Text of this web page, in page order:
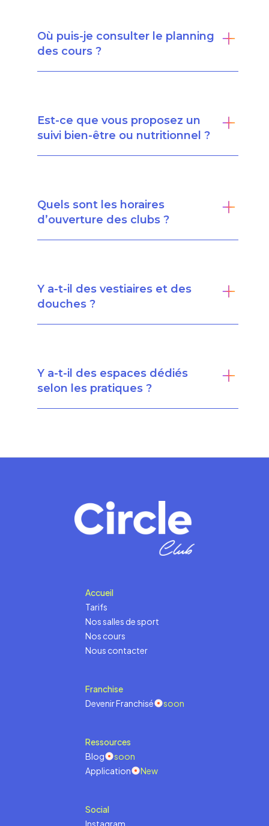
Où puis-je consulter le planning
des cours ?
Est-ce que vous proposez un
suivi bien-être ou nutritionnel ?
Quels sont les horaires
d’ouverture des clubs ?
Y a-t-il des vestiaires et des
douches ?
Y a-t-il des espaces dédiés
selon les pratiques ?
Accueil
Tarifs
Nos salles de sport
Nos cours
Nous contacter
Franchise
Devenir Franchisé
soon
Ressources
Blog
soon
Application
New
Social